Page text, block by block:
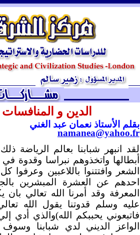
ـ
الدين و المنافسات
بقلم الأستاذ نعمان عبد الغني
namanea@yahoo.fr
لقد انبهر شبابنا بعالم الرياضة
أبطالها واتخذوهم نبراسا وقدوة
الشعر وافتتنوا باللاعبين
احدهم عن العشرة المبشرين
المعرفة وقد أمرنا الله تعالي
عليه وسلم قدوتنا يقول الله
فاتبعوني يحببكم الله)والذي أدي
الواعز الديني لدي شبابنا